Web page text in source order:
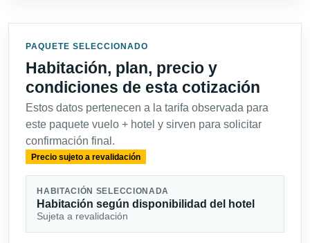
PAQUETE SELECCIONADO
Habitación, plan, precio y
condiciones de esta cotización
Estos datos pertenecen a la tarifa observada para
este paquete vuelo + hotel y sirven para solicitar
confirmación final.
Precio sujeto a revalidación
HABITACIÓN SELECCIONADA
Habitación según disponibilidad del hotel
Sujeta a revalidación